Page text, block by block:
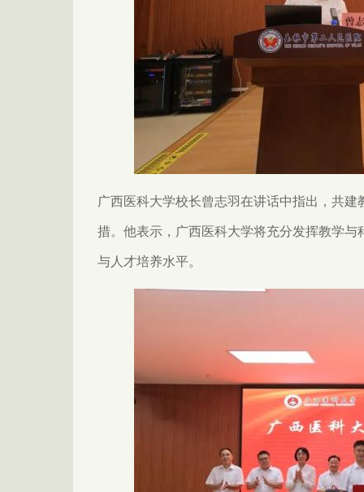
广西医科大学校长曾志羽在讲话中指出，共
措。他表示，广西医科大学将充分发挥教学
与人才培养水平。